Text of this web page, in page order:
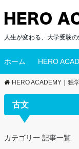
人生が変わる、大学受験の
ホーム HERO
HERO ACADEMY｜独
古文
カテゴリ一 記事一覧